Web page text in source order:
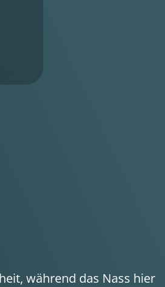
während das Nass hier